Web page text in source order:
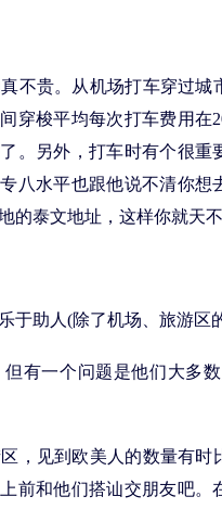
不贵。从机场打车穿过城
穿梭平均每次打车费用
。另外，打车时有个很重
八水平也跟他说不清你
的泰文地址，这样你就天不
于助人(除了机场、旅游区
有一个问题是他们大多
，见到欧美人的数量有时
前和他们搭讪交朋友吧